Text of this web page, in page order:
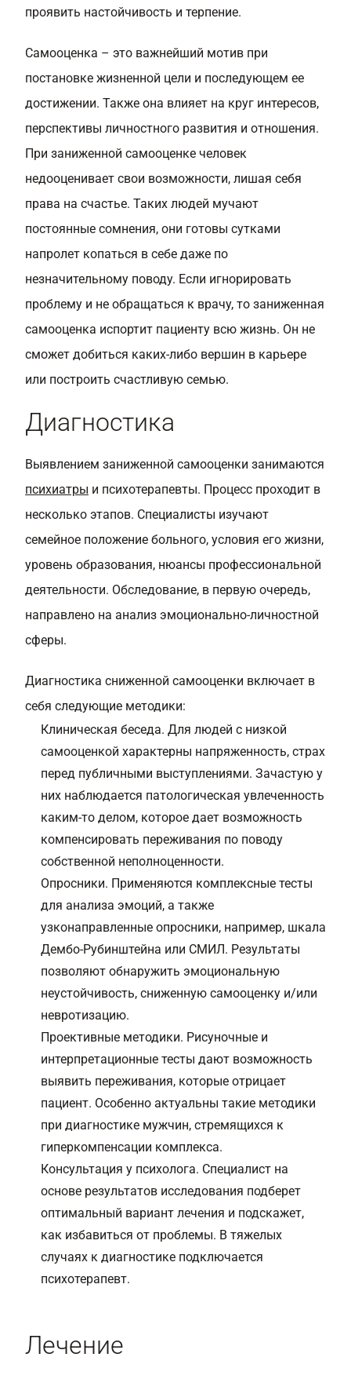
проявить настойчивость и терпение.
Самооценка – это важнейший мотив при
постановке жизненной цели и последующем ее
достижении. Также она влияет на круг интересов,
перспективы личностного развития и отношения.
При заниженной самооценке человек
недооценивает свои возможности, лишая себя
права на счастье. Таких людей мучают
постоянные сомнения, они готовы сутками
напролет копаться в себе даже по
незначительному поводу. Если игнорировать
проблему и не обращаться к врачу, то заниженная
самооценка испортит пациенту всю жизнь. Он не
сможет добиться каких-либо вершин в карьере
или построить счастливую семью.
Диагностика
Выявлением заниженной самооценки занимаются
психиатры и психотерапевты. Процесс проходит в
несколько этапов. Специалисты изучают
семейное положение больного, условия его жизни,
уровень образования, нюансы профессиональной
деятельности. Обследование, в первую очередь,
направлено на анализ эмоционально-личностной
сферы.
Диагностика сниженной самооценки включает в
себя следующие методики:
Клиническая беседа. Для людей с низкой
самооценкой характерны напряженность, страх
перед публичными выступлениями. Зачастую у
них наблюдается патологическая увлеченность
каким-то делом, которое дает возможность
компенсировать переживания по поводу
собственной неполноценности.
Опросники. Применяются комплексные тесты
для анализа эмоций, а также
узконаправленные опросники, например, шкала
Дембо-Рубинштейна или СМИЛ. Результаты
позволяют обнаружить эмоциональную
неустойчивость, сниженную самооценку и/или
невротизацию.
Проективные методики. Рисуночные и
интерпретационные тесты дают возможность
выявить переживания, которые отрицает
пациент. Особенно актуальны такие методики
при диагностике мужчин, стремящихся к
гиперкомпенсации комплекса.
Консультация у психолога. Специалист на
основе результатов исследования подберет
оптимальный вариант лечения и подскажет,
как избавиться от проблемы. В тяжелых
случаях к диагностике подключается
психотерапевт.
Лечение